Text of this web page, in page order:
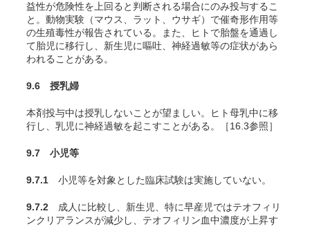
益性が危険性を上回ると判断される場合にのみ投与するこ
と。動物実験（マウス、ラット、ウサギ）で催奇形作用等
の生殖毒性が報告されている。また、ヒトで胎盤を通過し
て胎児に移行し、新生児に嘔吐、神経過敏等の症状があら
われることがある。
9.6 授乳婦
本剤投与中は授乳しないことが望ましい。ヒト母乳中に移
行し、乳児に神経過敏を起こすことがある。［16.3参照］
9.7 小児等
9.7.1 小児等を対象とした臨床試験は実施していない。
9.7.2 成人に比較し、新生児、特に早産児ではテオフィリ
ンクリアランスが減少し、テオフィリン血中濃度が上昇す